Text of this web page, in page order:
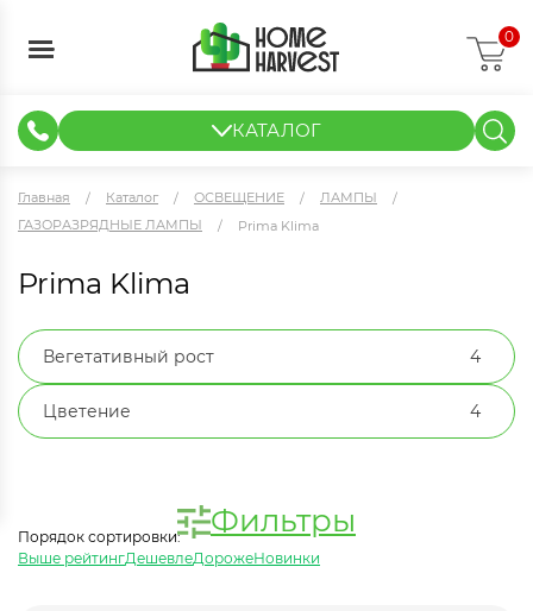
0
КАТАЛОГ
Главная Каталог ОСВЕЩЕНИЕ
ЛАМПЫ
ГАЗОРАЗРЯДНЫЕ ЛАМПЫ
Prima Klima
Prima Klima
Вегетативный рост 4
Цветение 4
Фильтры
Порядок сортировки:
Выше рейтингДешевлеДорожеНовинки